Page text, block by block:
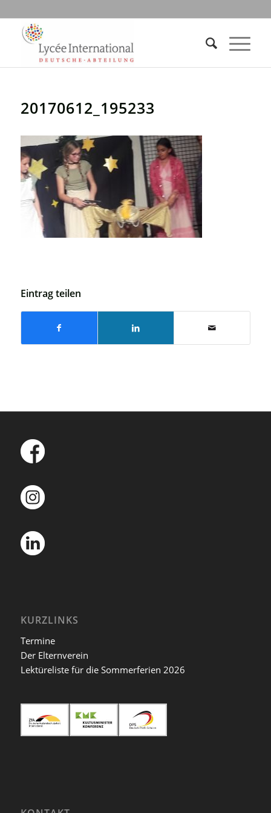
20170612_195233
Eintrag teilen
KURZLINKS
Termine
Der Elternverein
Lektüreliste für die Sommerferien 2026